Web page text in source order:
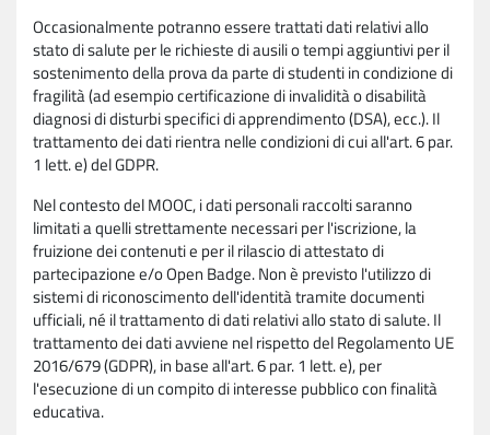
Occasionalmente potranno essere trattati dati relativi allo
stato di salute per le richieste di ausili o tempi aggiuntivi per il
sostenimento della prova da parte di studenti in condizione di
fragilità (ad esempio certificazione di invalidità o disabilità
diagnosi di disturbi specifici di apprendimento (DSA), ecc.). Il
trattamento dei dati rientra nelle condizioni di cui all'art. 6 par.
1 lett. e) del GDPR.
Nel contesto del MOOC, i dati personali raccolti saranno
limitati a quelli strettamente necessari per l'iscrizione, la
fruizione dei contenuti e per il rilascio di attestato di
partecipazione e/o Open Badge. Non è previsto l'utilizzo di
sistemi di riconoscimento dell'identità tramite documenti
ufficiali, né il trattamento di dati relativi allo stato di salute. Il
trattamento dei dati avviene nel rispetto del Regolamento UE
2016/679 (GDPR), in base all'art. 6 par. 1 lett. e), per
l'esecuzione di un compito di interesse pubblico con finalità
educativa.